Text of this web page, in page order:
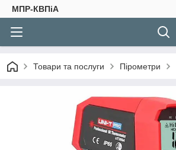
МПР-КВПіА
Товари та послуги Пірометри